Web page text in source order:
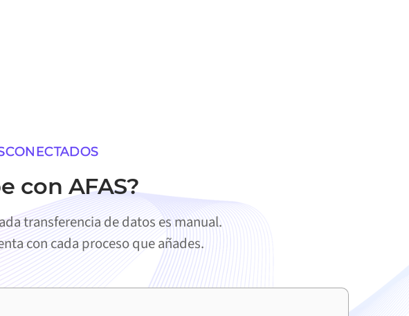
con AFAS?
transferencia de datos es manual.
con cada proceso que añades.